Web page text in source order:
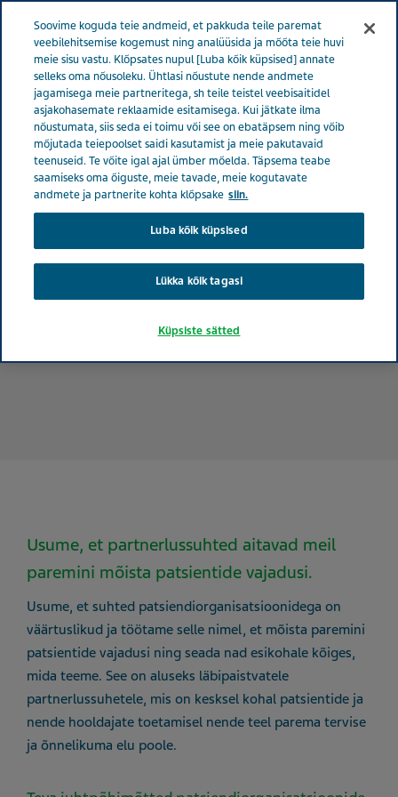
EESTI
Estonia Meie mõju Patsientide kaitse
Patsientide kaitse
Usume, et partnerlussuhted aitavad meil
paremini mõista patsientide vajadusi.
Usume, et suhted patsiendiorganisatsioonidega on
väärtuslikud ja töötame selle nimel, et mõista paremini
patsientide vajadusi ning seada nad esikohale kõiges,
mida teeme. See on aluseks läbipaistvatele
partnerlussuhetele, mis on kesksel kohal patsientide ja
nende hooldajate toetamisel nende teel parema tervise
ja õnnelikuma elu poole.
Soovime koguda teie andmeid, et pakkuda teile paremat
veebilehitsemise kogemust ning analüüsida ja mõõta teie huvi
meie sisu vastu. Klõpsates nupul [Luba kõik küpsised] annate
selleks oma nõusoleku. Ühtlasi nõustute nende andmete
jagamisega meie partneritega, sh teile teistel veebisaitidel
asjakohasemate reklaamide esitamisega. Kui jätkate ilma
nõustumata, siis seda ei toimu või see on ebatäpsem ning võib
mõjutada teiepoolset saidi kasutamist ja meie pakutavaid
teenuseid. Te võite igal ajal ümber mõelda. Täpsema teabe
saamiseks oma õiguste, meie tavade, meie kogutavate
andmete ja partnerite kohta klõpsake siin.
Luba kõik küpsised
Lükka kõik tagasi
Küpsiste sätted